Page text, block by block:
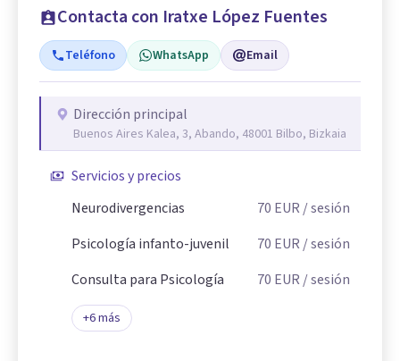
Contacta con Iratxe López Fuentes
Teléfono WhatsApp Email
Dirección principal
Buenos Aires Kalea, 3, Abando, 48001 Bilbo, Bizkaia
Servicios y precios
Neurodivergencias
70 EUR / sesión
Psicología infanto-juvenil
70 EUR / sesión
Consulta para Psicología
70 EUR / sesión
+6más